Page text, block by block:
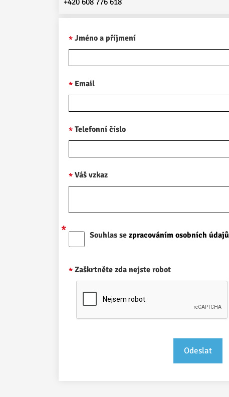
+420 608 776 618
Jméno a příjmení
Email
Telefonní číslo
Váš vzkaz
Souhlas se zpracováním osobních údajů
Zaškrtněte zda nejste robot